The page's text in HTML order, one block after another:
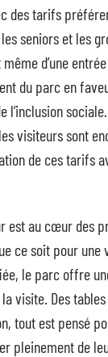
des tarifs
seniors et les
d’une
du parc en
l’inclusion
visiteurs sont
de ces tarifs
est au cœur des
ce soit pour
le parc offre
visite. Des
tout est pensé
pleinement de